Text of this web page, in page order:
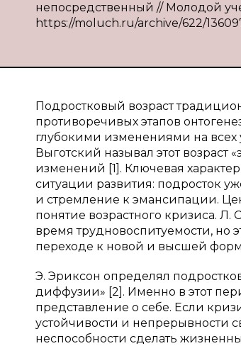
непосредственный // Молодой
https://moluch.ru/archive/622/
Подростковый возраст
противоречивых этапов
глубокими изменениями на всех
Выготский называл этот
изменений [1]. Ключевая
ситуации развития: подросток
и стремление к эмансипации.
понятие возрастного кризиса.
время трудновоспитуемости, но
переходе к новой и высшей
Э. Эриксон определял
диффузии» [2]. Именно в этот
представление о себе. Если
устойчивости и непрерывности
неспособности сделать